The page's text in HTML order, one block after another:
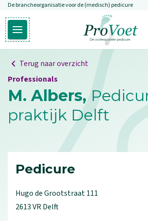
Overslaan en naar de inhoud gaan
De brancheorganisatie voor de (medisch) pedicure
Open hoofdmenu
Ga naar de
Terug naar overzicht
Professionals
M. Albers,
praktijk Delft
Pedicure
Hugo de Grootstraat111
2613 VRDelft